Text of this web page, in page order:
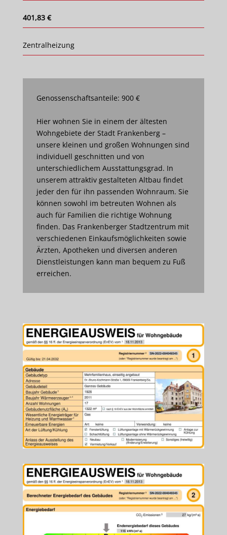
401,83 €
Zentralheizung
Genossenschaftsanteile: 900 €
Hier wohnen Sie in einem der ältesten
Wohngebiete der Stadt Frankenberg –
unsere kleinen und großen Wohnungen sind
individuell geschnitten und von
unterschiedlichem Ausstattungsgrad. In
unserem attraktiv gestalteten Altbau findet
jeder den für ihn passenden Wohnraum. Sie
können sowohl im betreuten Wohnen als
auch für Familien die richtige Wohnung
finden. Das Frankenberger Stadtzentrum mit
verschiedenen Einkaufsmöglichkeiten sowie
Ärzten, Apotheken und diversen anderen
Dienstleistungen kann man bequem zu Fuß
erreichen.